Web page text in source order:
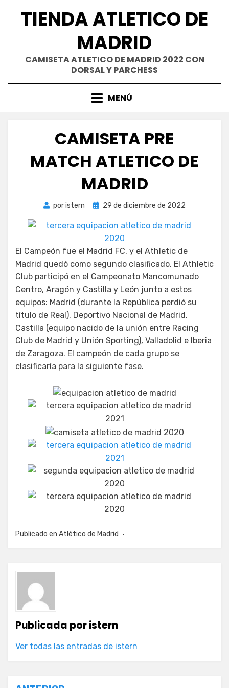
TIENDA ATLETICO DE
MADRID
CAMISETA ATLETICO DE MADRID 2022 CON
DORSAL Y PARCHESS
MENÚ
CAMISETA PRE
MATCH ATLETICO DE
MADRID
poristern
Publicada
29 de diciembre de 2022
El Campeón fue el Madrid FC, y el Athletic de
Madrid quedó como segundo clasificado. El Athletic
Club participó en el Campeonato Mancomunado
Centro, Aragón y Castilla y León junto a estos
equipos: Madrid (durante la República perdió su
título de Real), Deportivo Nacional de Madrid,
Castilla (equipo nacido de la unión entre Racing
Club de Madrid y Unión Sporting), Valladolid e Iberia
de Zaragoza. El campeón de cada grupo se
clasificaría para la siguiente fase.
Publicado en Atlético de Madrid
Publicada poristern
Ver todas las entradas de istern